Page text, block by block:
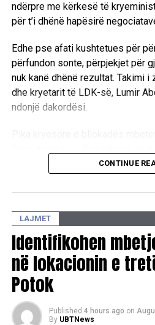
ndërpre me kërkesë të
për t’i dhënë hapësirë
Edhe pse afati kushtetues për
përfundon sonte, përpjekjet për
nuk kanë dhënë rezultat. Takimi
dhe kryetarit të LDK-së, Lumir
ndonjë dakordësi.
mbeten ende larg një
përket qëndrimeve për pozitat
CONTINUE
LAJMET
Identifikohen
në lokacionin e
Potok
Published 4 hours ago on
By UBTNews